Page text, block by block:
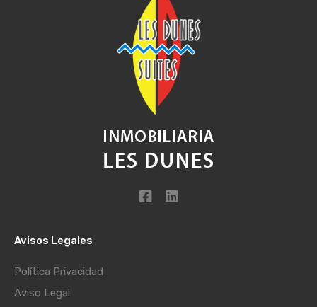
Avisos Legales
Política Privacidad
Aviso Legal